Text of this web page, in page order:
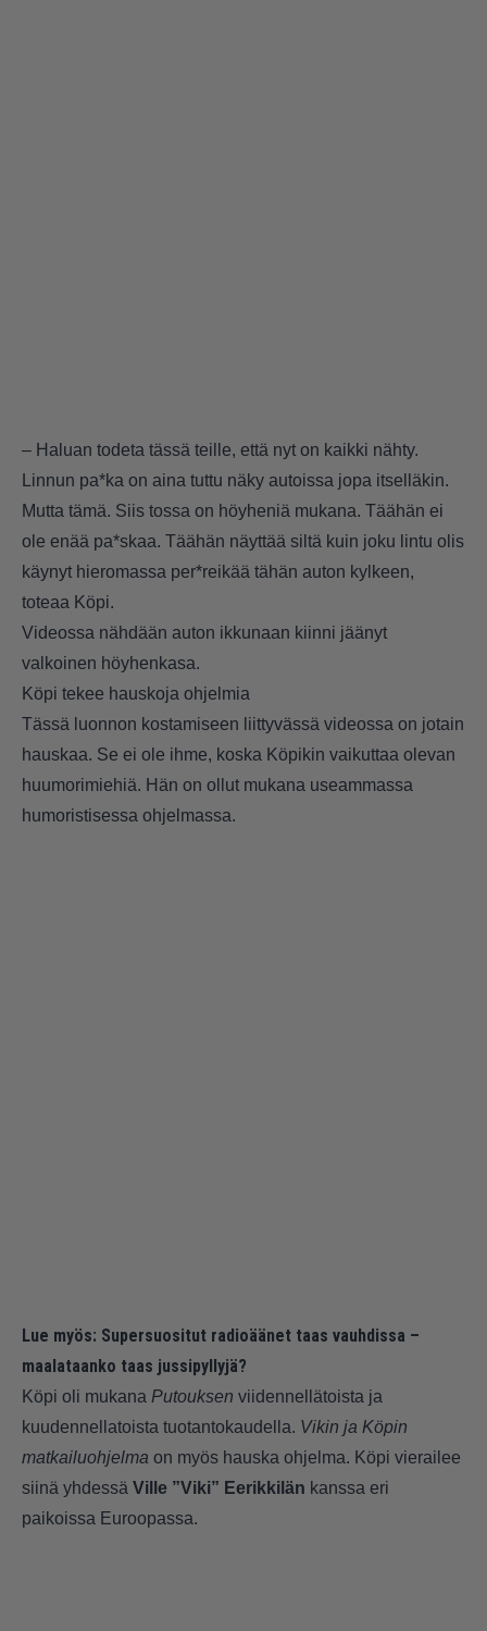
– Haluan todeta tässä teille, että nyt on kaikki nähty.
Linnun pa*ka on aina tuttu näky autoissa jopa itselläkin.
Mutta tämä. Siis tossa on höyheniä mukana. Täähän ei
ole enää pa*skaa. Täähän näyttää siltä kuin joku lintu olis
käynyt hieromassa per*reikää tähän auton kylkeen,
toteaa Köpi.
Videossa nähdään auton ikkunaan kiinni jäänyt
valkoinen höyhenkasa.
Köpi tekee hauskoja ohjelmia
Tässä luonnon kostamiseen liittyvässä videossa on jotain
hauskaa. Se ei ole ihme, koska Köpikin vaikuttaa olevan
huumorimiehiä. Hän on ollut mukana useammassa
humoristisessa ohjelmassa.
Lue myös: Supersuositut radioäänet taas vauhdissa –
maalataanko taas jussipyllyjä?
Köpi oli mukana Putouksen viidennellätoista ja
kuudennellatoista tuotantokaudella. Vikin ja Köpin
matkailuohjelma on myös hauska ohjelma. Köpi vierailee
siinä yhdessä Ville ”Viki” Eerikkilän kanssa eri
paikoissa Euroopassa.